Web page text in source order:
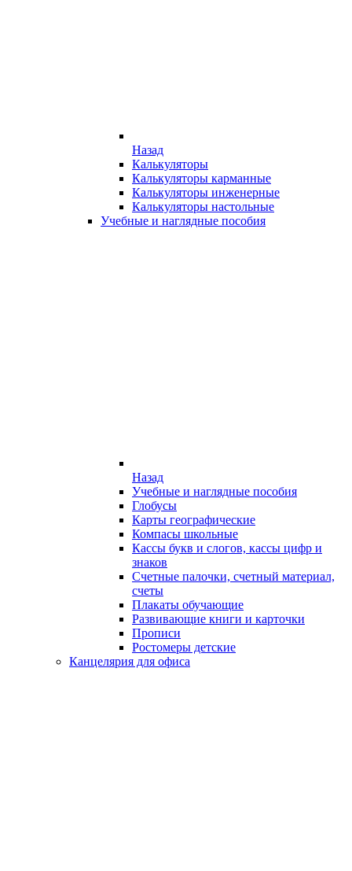
Назад
Калькуляторы
Калькуляторы карманные
Калькуляторы инженерные
Калькуляторы настольные
Учебные и наглядные пособия
Назад
Учебные и наглядные пособия
Глобусы
Карты географические
Компасы школьные
Кассы букв и слогов, кассы цифр и
знаков
Счетные палочки, счетный материал,
счеты
Плакаты обучающие
Развивающие книги и карточки
Прописи
Ростомеры детские
Канцелярия для офиса